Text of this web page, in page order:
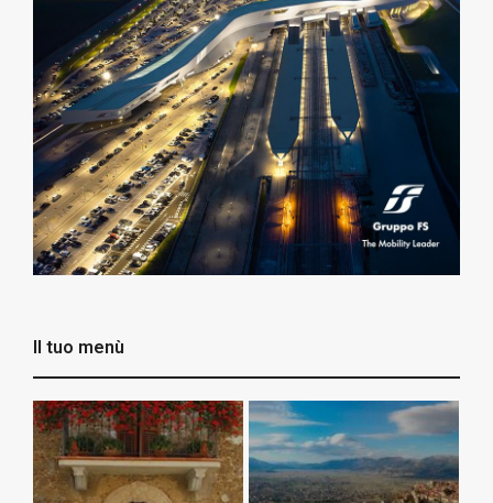
Il tuo menù